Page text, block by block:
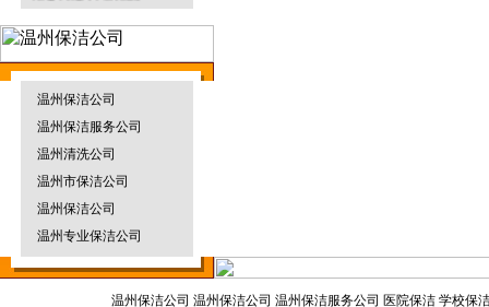
温州防水补漏
温州物业保洁
温州杀虫灭鼠
地毯干洗机
割草机
温州保洁公司
温州保洁服务公司
温州清洗公司
温州市保洁公司
温州保洁公司
温州专业保洁公司
温州保洁公司 温州保洁公司 温州保洁服务公司 医院保洁 学校保